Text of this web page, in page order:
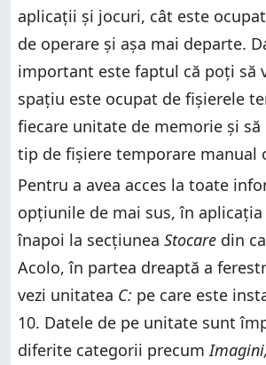
aplicații și jocuri, cât este
de operare și așa mai departe.
important este faptul că poți să
spațiu este ocupat de fișierele
fiecare unitate de memorie și
tip de fișiere temporare manual
Pentru a avea acces la toate
opțiunile de mai sus, în aplicația
înapoi la secțiunea Stocare din
Acolo, în partea dreaptă a
vezi unitatea C: pe care este
10. Datele de pe unitate sunt
diferite categorii precum